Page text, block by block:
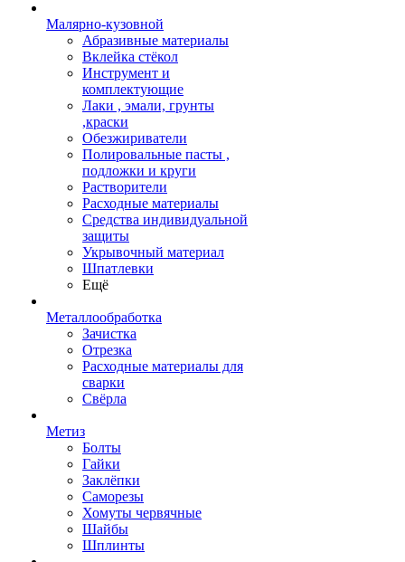
Малярно-кузовной
Абразивные материалы
Вклейка стёкол
Инструмент и
комплектующие
Лаки , эмали, грунты
,краски
Обезжириватели
Полировальные пасты ,
подложки и круги
Растворители
Расходные материалы
Средства индивидуальной
защиты
Укрывочный материал
Шпатлевки
Ещё
Металлообработка
Зачистка
Отрезка
Расходные материалы для
сварки
Свёрла
Метиз
Болты
Гайки
Заклёпки
Саморезы
Хомуты червячные
Шайбы
Шплинты